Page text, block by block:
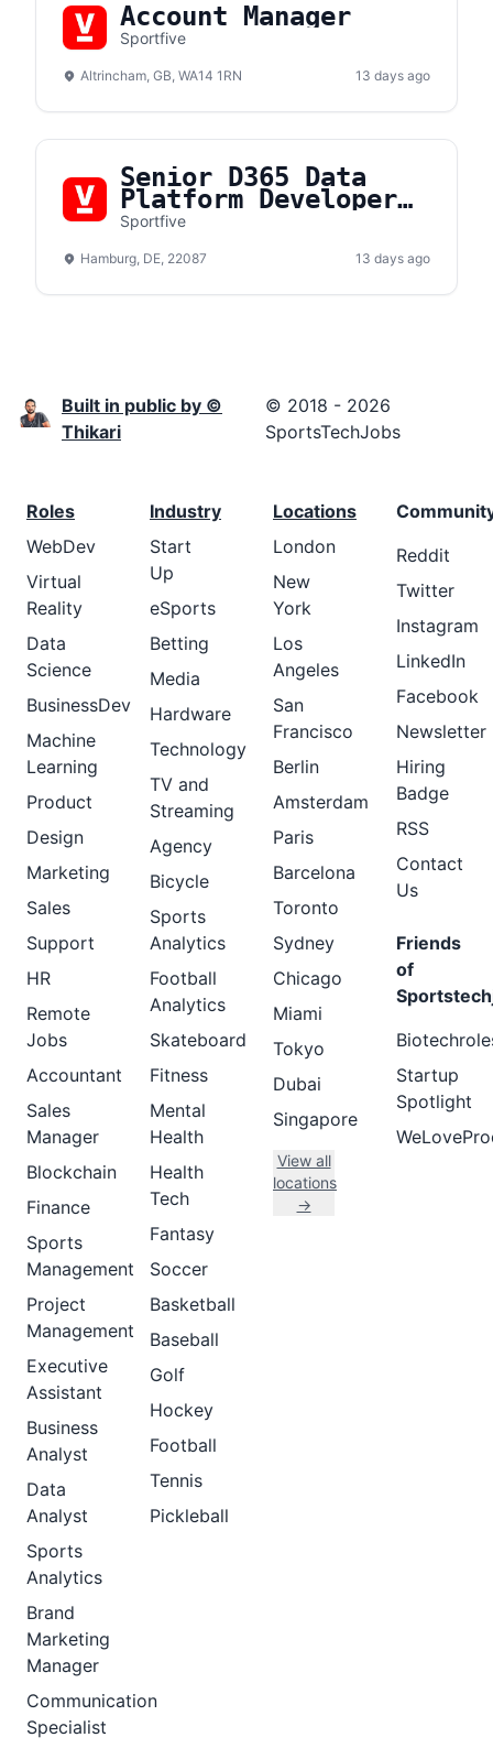
Account Manager
Sportfive
Altrincham, GB, WA14 1RN 13 days ago
Senior D365 Data
Platform Developer
(m/f/d)
Sportfive
Hamburg, DE, 22087 13 days ago
Built in public by ©
Thikari
© 2018 - 2026
SportsTechJobs
Roles
WebDev
Virtual
Reality
Data
Science
BusinessDev
Machine
Learning
Product
Design
Marketing
Sales
Support
HR
Remote
Jobs
Accountant
Sales
Manager
Blockchain
Finance
Sports
Management
Project
Management
Executive
Assistant
Business
Analyst
Data
Analyst
Sports
Analytics
Brand
Marketing
Manager
Communication
Specialist
Industry
Start
Up
eSports
Betting
Media
Hardware
Technology
TV and
Streaming
Agency
Bicycle
Sports
Analytics
Football
Analytics
Skateboard
Fitness
Mental
Health
Health
Tech
Fantasy
Soccer
Basketball
Baseball
Golf
Hockey
Football
Tennis
Pickleball
Locations
London
New
York
Los
Angeles
San
Francisco
Berlin
Amsterdam
Paris
Barcelona
Toronto
Sydney
Chicago
Miami
Tokyo
Dubai
Singapore
View all
locations
→
Reddit
Twitter
Instagram
LinkedIn
Facebook
Newsletter
Hiring
Badge
RSS
Contact
Us
Friends
of
Startup
Spotlight